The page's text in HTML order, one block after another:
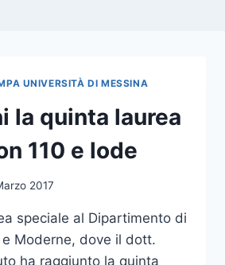
UNIVERSITÀ DI MESSINA
la quinta laurea
110 e lode
2017
speciale al Dipartimento di
Moderne, dove il dott.
ha raggiunto la quinta